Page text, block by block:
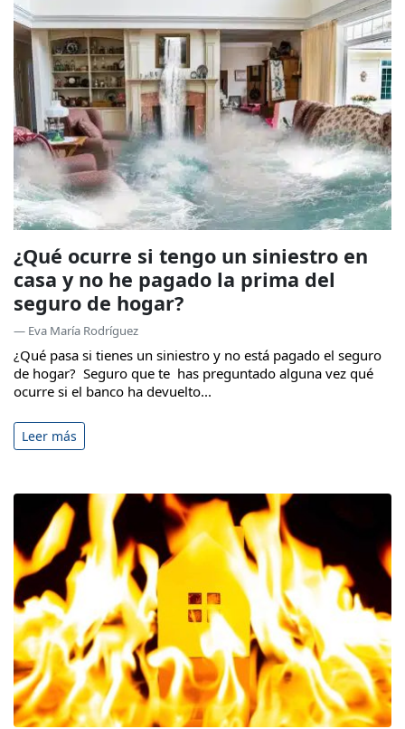
¿Qué ocurre si tengo un siniestro en
casa y no he pagado la prima del
seguro de hogar?
— Eva María Rodríguez
¿Qué pasa si tienes un siniestro y no está pagado el seguro
de hogar? Seguro que te has preguntado alguna vez qué
ocurre si el banco ha devuelto...
Leer más